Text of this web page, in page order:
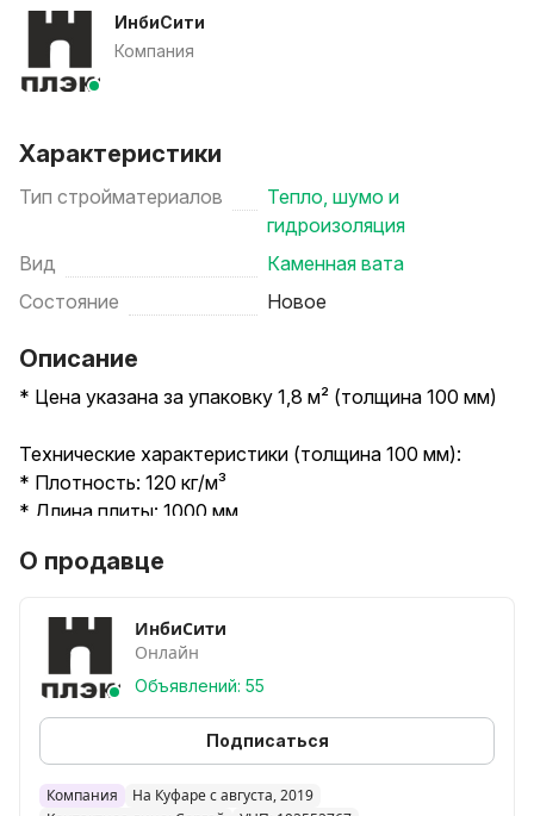
ИнбиСити
Компания
Характеристики
Тип стройматериалов
Тепло, шумо и
гидроизоляция
Вид
Каменная вата
Состояние
Новое
Описание
* Цена указана за упаковку 1,8 м² (толщина 100 мм)
Технические характеристики (толщина 100 мм):
* Плотность: 120 кг/м³
* Длина плиты: 1000 мм
* Толщина: 100 мм
* Площадь в упаковке: 1,8 м²
* Группа горючести: НГ (полностью негорючая)
Каменная базальтовая вата ISOVER Фасад-Мастер
120 кг/м³ (100 мм) — премиум-утеплитель для
штукатурных фасадов по лучшей цене в Минске и
Беларуси. ISOVER Фасад-Мастер — это
О продавце
ИнбиСити
Онлайн
Объявлений: 55
Подписаться
Компания
На Куфаре с августа, 2019